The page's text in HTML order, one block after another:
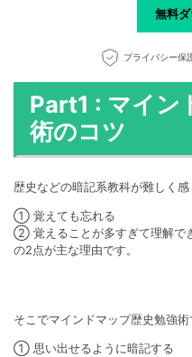
無料
プライバシー保
Part1 : マイン
術のコツ
歴史などの暗記系教科が難しく感
① 覚えても忘れる
② 覚えることが多すぎて理解で
の2点が主な理由です。
そこでマインドマップ歴史勉強術
① 思い出せるように暗記する